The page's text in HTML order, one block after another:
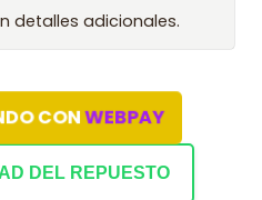
detalles adicionales.
CONWEBPAY
DEL REPUESTO